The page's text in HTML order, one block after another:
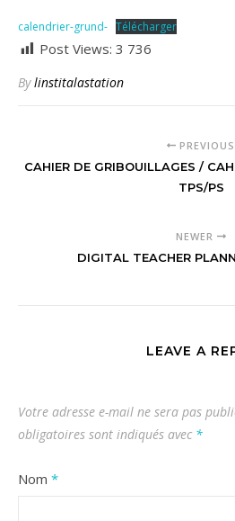
calendrier-grund- Télécharger
Post Views: 3 736
Bylinstitalastation
PREVIOUS
CAHIER DE GRIBOUILLAGES /
TPS/PS
NEWER
DIGITAL TEACHER
LEAVE A
Votre adresse e-mail ne sera pas
obligatoires sont indiqués avec *
Nom *